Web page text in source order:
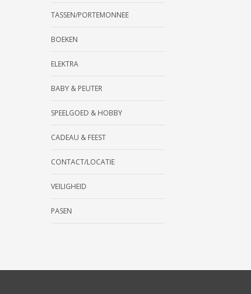
TASSEN/PORTEMONNEE
BOEKEN
ELEKTRA
BABY & PEUTER
SPEELGOED & HOBBY
CADEAU & FEEST
CONTACT/LOCATIE
VEILIGHEID
PASEN